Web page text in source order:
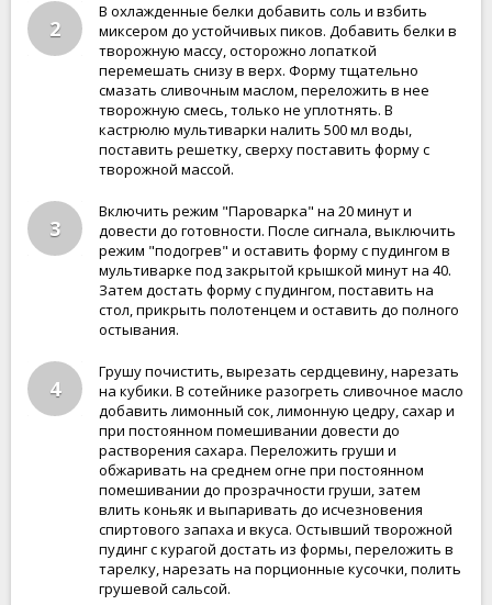
2
В охлажденные белки добавить соль и взбить
миксером до устойчивых пиков. Добавить белки в
творожную массу, осторожно лопаткой
перемешать снизу в верх. Форму тщательно
смазать сливочным маслом, переложить в нее
творожную смесь, только не уплотнять. В
кастрюлю мультиварки налить 500 мл воды,
поставить решетку, сверху поставить форму с
творожной массой.
3
Включить режим "Пароварка" на 20 минут и
довести до готовности. После сигнала, выключить
режим "подогрев" и оставить форму с пудингом в
мультиварке под закрытой крышкой минут на 40.
Затем достать форму с пудингом, поставить на
стол, прикрыть полотенцем и оставить до полного
остывания.
4
Грушу почистить, вырезать сердцевину, нарезать
на кубики. В сотейнике разогреть сливочное масло
добавить лимонный сок, лимонную цедру, сахар и
при постоянном помешивании довести до
растворения сахара. Переложить груши и
обжаривать на среднем огне при постоянном
помешивании до прозрачности груши, затем
влить коньяк и выпаривать до исчезновения
спиртового запаха и вкуса. Остывший творожной
пудинг с курагой достать из формы, переложить в
тарелку, нарезать на порционные кусочки, полить
грушевой сальсой.